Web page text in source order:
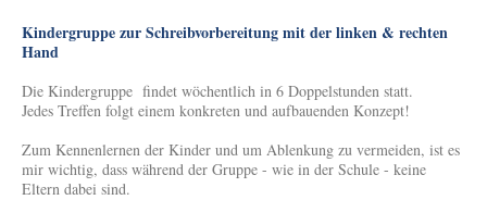
Kindergruppe zur Schreibvorbereitung mit der linken & rechten
Hand
Die Kindergruppe findet wöchentlich in 6 Doppelstunden statt.
Jedes Treffen folgt einem konkreten und aufbauenden Konzept!
Zum Kennenlernen der Kinder und um Ablenkung zu vermeiden, ist es
mir wichtig, dass während der Gruppe - wie in der Schule - keine
Eltern dabei sind.